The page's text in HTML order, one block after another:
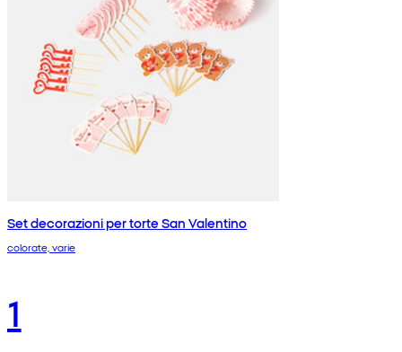
Set decorazioni per torte San Valentino
colorate, varie
1